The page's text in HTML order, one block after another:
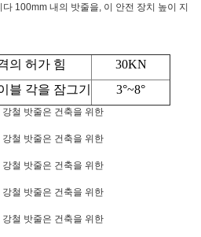
100mm 내의 밧줄을, 이 안전 장치 높이 지
의 허가 힘
30KN
블 각을 잠그기
3°~8°